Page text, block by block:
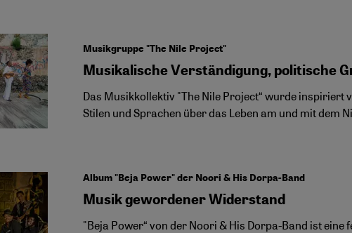
Musikgruppe "The Nile Project"
Musikalische Verständigung, politische
Das Musikkollektiv "The Nile Project“ wurde inspiriert
Stilen und Sprachen über das Leben am und mit dem
Album "Beja Power" der Noori & His Dorpa-Band
Musik gewordener Widerstand
"Beja Power“ von der Noori & His Dorpa-Band ist